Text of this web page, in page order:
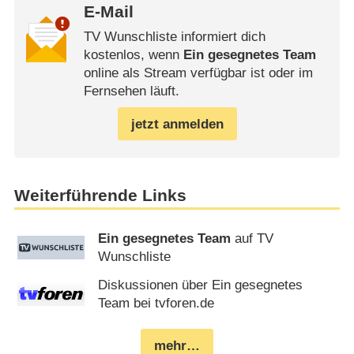
E-Mail
TV Wunschliste informiert dich
kostenlos, wenn Ein gesegnetes Team
online als Stream verfügbar ist oder im
Fernsehen läuft.
jetzt anmelden
Weiterführende Links
Ein gesegnetes Team auf TV
Wunschliste
Diskussionen über Ein gesegnetes
Team bei tvforen.de
mehr…